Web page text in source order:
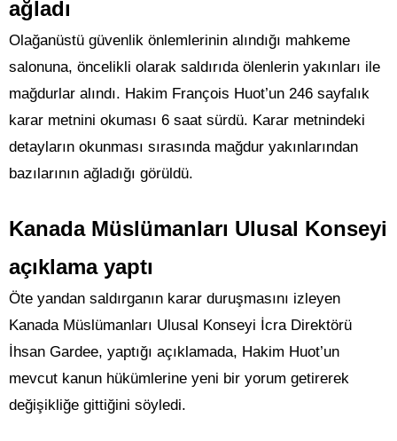
ağladı
Olağanüstü güvenlik önlemlerinin alındığı mahkeme
salonuna, öncelikli olarak saldırıda ölenlerin yakınları ile
mağdurlar alındı. Hakim François Huot’un 246 sayfalık
karar metnini okuması 6 saat sürdü. Karar metnindeki
detayların okunması sırasında mağdur yakınlarından
bazılarının ağladığı görüldü.
Kanada Müslümanları Ulusal Konseyi
açıklama yaptı
Öte yandan saldırganın karar duruşmasını izleyen
Kanada Müslümanları Ulusal Konseyi İcra Direktörü
İhsan Gardee, yaptığı açıklamada, Hakim Huot’un
mevcut kanun hükümlerine yeni bir yorum getirerek
değişikliğe gittiğini söyledi.